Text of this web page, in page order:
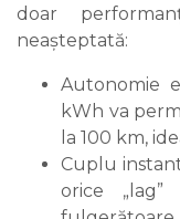
doar
neașteptată:
Autonomie
kWh va
la 100 km,
Cuplu
orice